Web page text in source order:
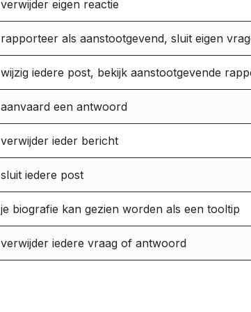
verwijder eigen reactie
rapporteer als aanstootgevend, sluit eigen
wijzig iedere post, bekijk aanstootgevende
aanvaard een antwoord
verwijder ieder bericht
sluit iedere post
je biografie kan gezien worden als een tooltip
verwijder iedere vraag of antwoord